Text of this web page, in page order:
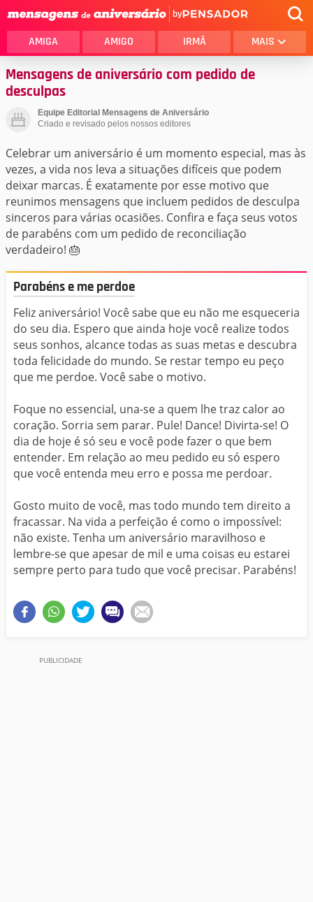
by
AMIGA AMIGO IRMÃ MAIS
Mensagens de aniversário com pedido de
desculpas
Equipe Editorial Mensagens de Aniversário
Criado e revisado pelos nossos editores
Celebrar um aniversário é um momento especial, mas às
vezes, a vida nos leva a situações difíceis que podem
deixar marcas. É exatamente por esse motivo que
reunimos mensagens que incluem pedidos de desculpa
sinceros para várias ocasiões. Confira e faça seus votos
de parabéns com um pedido de reconciliação
verdadeiro! 🎂
Parabéns e me perdoe
Feliz aniversário! Você sabe que eu não me esqueceria
do seu dia. Espero que ainda hoje você realize todos
seus sonhos, alcance todas as suas metas e descubra
toda felicidade do mundo. Se restar tempo eu peço
que me perdoe. Você sabe o motivo.
Foque no essencial, una-se a quem lhe traz calor ao
coração. Sorria sem parar. Pule! Dance! Divirta-se! O
dia de hoje é só seu e você pode fazer o que bem
entender. Em relação ao meu pedido eu só espero
que você entenda meu erro e possa me perdoar.
Gosto muito de você, mas todo mundo tem direito a
fracassar. Na vida a perfeição é como o impossível:
não existe. Tenha um aniversário maravilhoso e
lembre-se que apesar de mil e uma coisas eu estarei
sempre perto para tudo que você precisar. Parabéns!